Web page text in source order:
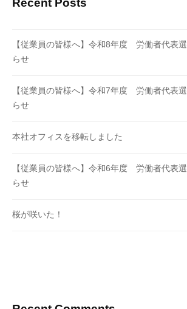
Recent Posts
【従業員の皆様へ】令和8年度 労働者代表
らせ
【従業員の皆様へ】令和7年度 労働者代表
らせ
本社オフィスを移転しました
【従業員の皆様へ】令和6年度 労働者代表
らせ
桜が咲いた！